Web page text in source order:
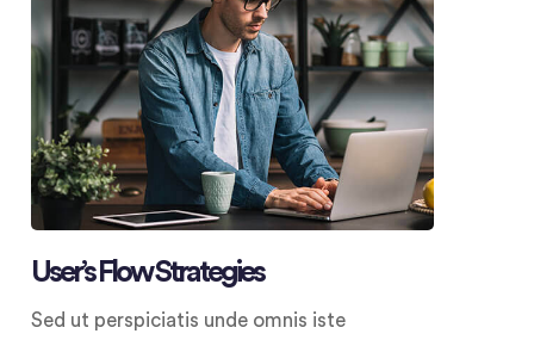
User’s Flow Strategies
Sed ut perspiciatis unde omnis iste